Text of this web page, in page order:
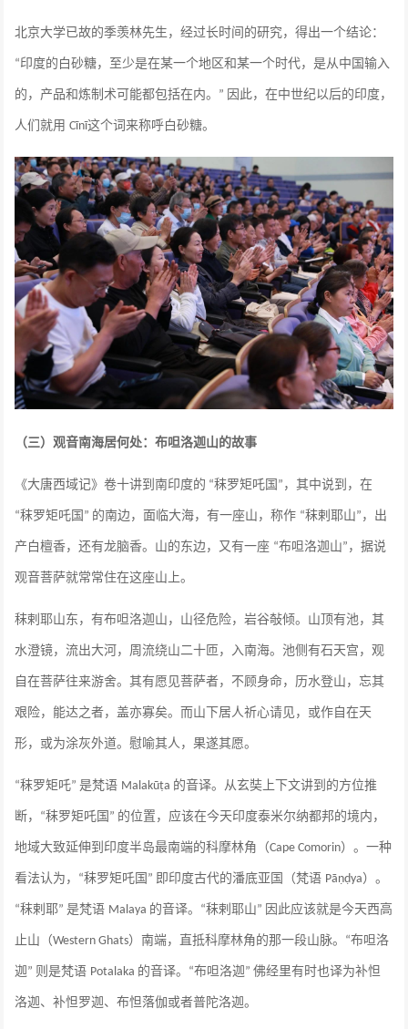
北京大学已故的季羡林先生，经过长时间的研究，得出一个结论：
“印度的白砂糖，至少是在某一个地区和某一个时代，是从中国输入
的，产品和炼制术可能都包括在内。 ” 因此，在中世纪以后的印度，
人们就用Cīnī这个词来称呼白砂糖。
（三）观音南海居何处：布呾洛迦山的故事
《大唐西域记》卷十讲到南印度的 “秣罗矩吒国 ” ，其中说到，在
“秣罗矩吒国 ” 的南边，面临大海，有一座山，称作 “秣剌耶山” ，出
产白檀香，还有龙脑香。山的东边，又有一座 “布呾洛迦山” ，据说
观音菩萨就常常住在这座山上。
秣剌耶山东，有布呾洛迦山，山径危险，岩谷敧倾。山顶有池，其
水澄镜，流出大河，周流绕山二十匝，入南海。池侧有石天宫，观
自在菩萨往来游舍。其有愿见菩萨者，不顾身命，历水登山，忘其
艰险，能达之者，盖亦寡矣。而山下居人祈心请见，或作自在天
形，或为涂灰外道。慰喻其人，果遂其愿。
“秣罗矩吒”是梵语 Malakūṭa 的音译。从玄奘上下文讲到的方位推
断， “秣罗矩吒国 ” 的位置，应该在今天印度泰米尔纳都邦的境内，
地域大致延伸到印度半岛最南端的科摩林角（Cape Comorin）。一种
看法认为， “秣罗矩吒国 ” 即印度古代的潘底亚国（梵语 Pāṇḍya）。
“秣剌耶”是梵语 Malaya 的音译。 “秣剌耶山” 因此应该就是今天西高
止山（Western Ghats）南端，直抵科摩林角的那一段山脉。 “布呾洛
迦 ” 则是梵语 Potalaka 的音译。 “布呾洛迦 ”佛经里有时也译为补怛
洛迦、补怛罗迦、布怛落伽或者普陀洛迦。